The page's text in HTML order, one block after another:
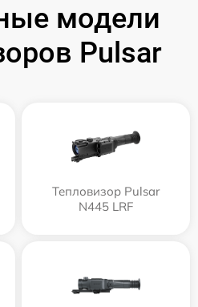
модели
Pulsar
Тепловизор Pulsar
N445 LRF